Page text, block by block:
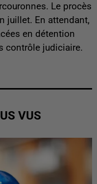
Le procès
juillet. En attendant,
en détention
contrôle judiciaire.
VUS